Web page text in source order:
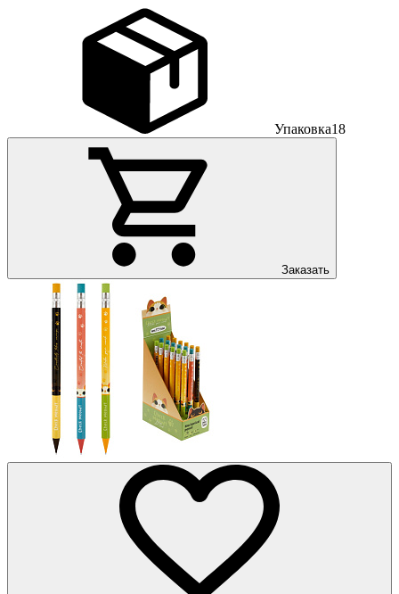
Упаковка18
Заказать